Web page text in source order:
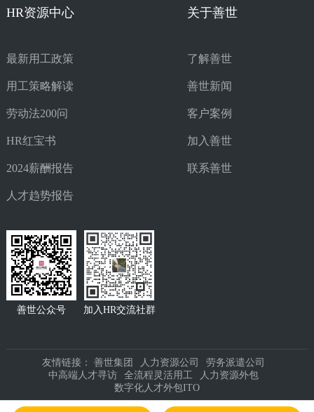
HR资源中心
最新用工政策
用工策略解读
劳动法200问
HR红宝书
2024薪酬报告
人才趋势报告
关于善世
了解善世
善世新闻
客户案例
加入善世
联系善世
善世公众号 加入HR交流社群
友情链接： 善世集团 人力资源公司
劳务派遣公司
中高端人才寻访
全流程灵活用工
人力资源外包
数字化人才外包ITO
Copyright 2025 广东善世企业服务集团有限公司. All Rights Reserved.